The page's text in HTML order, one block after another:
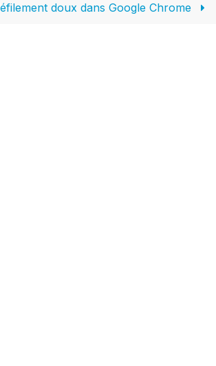
doux dans Google Chrome